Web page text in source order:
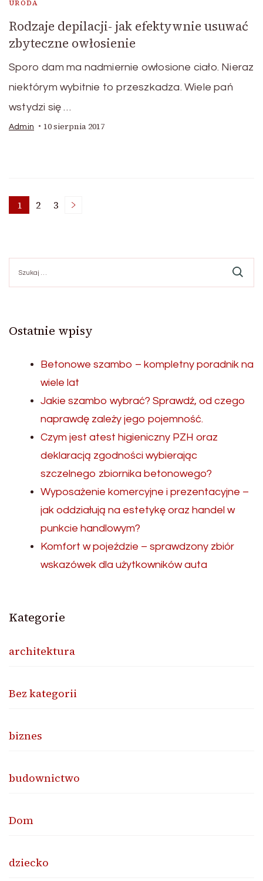
URODA
Rodzaje depilacji- jak efektywnie usuwać
zbyteczne owłosienie
Sporo dam ma nadmiernie owłosione ciało. Nieraz
niektórym wybitnie to przeszkadza. Wiele pań
wstydzi się …
Admin 10 sierpnia 2017
Stronicowanie
wpisów
Strona
1 Strona
2 Strona
3
Ostatnie wpisy
Betonowe szambo – kompletny poradnik na
wiele lat
Jakie szambo wybrać? Sprawdź, od czego
naprawdę zależy jego pojemność.
Czym jest atest higieniczny PZH oraz
deklaracją zgodności wybierając
szczelnego zbiornika betonowego?
Wyposażenie komercyjne i prezentacyjne –
jak oddziałują na estetykę oraz handel w
punkcie handlowym?
Komfort w pojeździe – sprawdzony zbiór
wskazówek dla użytkowników auta
Kategorie
architektura
Bez kategorii
biznes
budownictwo
Dom
dziecko